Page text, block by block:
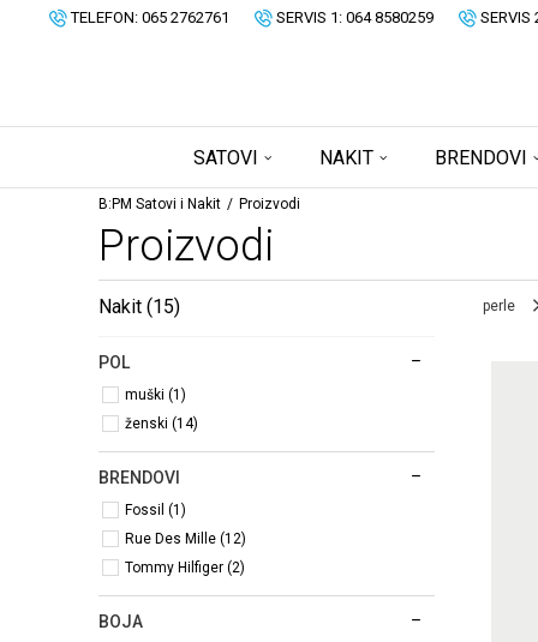
TELEFON: 065 2762761 SERVIS 1: 064 8580259 SERVIS
SATOVI NAKIT BRENDOVI
B:PM Satovi i Nakit Proizvodi
Proizvodi
Nakit (15)
POL
muški (1)
ženski (14)
BRENDOVI
Fossil (1)
Rue Des Mille (12)
Tommy Hilfiger (2)
BOJA
perle